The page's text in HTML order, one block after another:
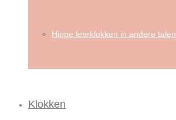
Hippe leerklokken in andere talen
Klokken